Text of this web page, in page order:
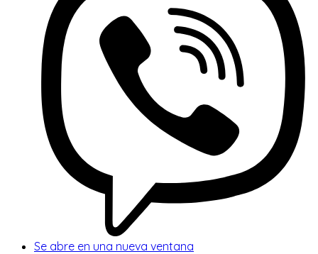
Se abre en una nueva ventana